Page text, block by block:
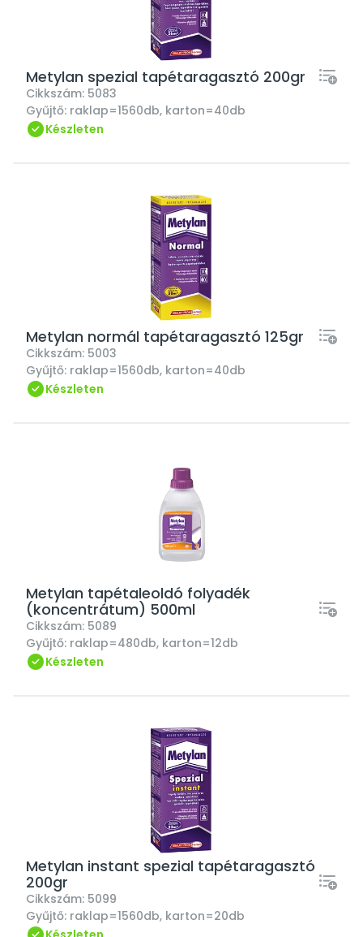
Metylan spezial tapétaragasztó 200gr
Cikkszám: 5083
Gyűjtő: raklap=1560db, karton=40db
Készleten
Metylan normál tapétaragasztó 125gr
Cikkszám: 5003
Gyűjtő: raklap=1560db, karton=40db
Készleten
Metylan tapétaleoldó folyadék
(koncentrátum) 500ml
Cikkszám: 5089
Gyűjtő: raklap=480db, karton=12db
Készleten
Metylan instant spezial tapétaragasztó
200gr
Cikkszám: 5099
Gyűjtő: raklap=1560db, karton=20db